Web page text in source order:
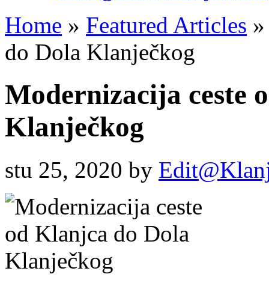
Home » Featured Articles »
do Dola Klanječkog
Modernizacija ceste
Klanječkog
stu 25, 2020 by